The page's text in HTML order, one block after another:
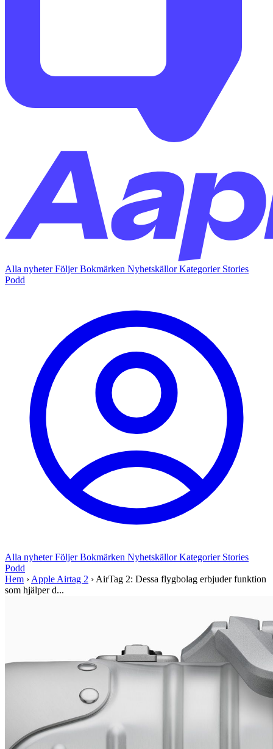
Alla nyheterFöljerBokmärken NyhetskällorKategorier Stories
Podd
Alla nyheterFöljerBokmärken NyhetskällorKategorier Stories
Podd
Hem › Apple Airtag 2 › AirTag 2: Dessa flygbolag erbjuder funktion
som hjälper d...